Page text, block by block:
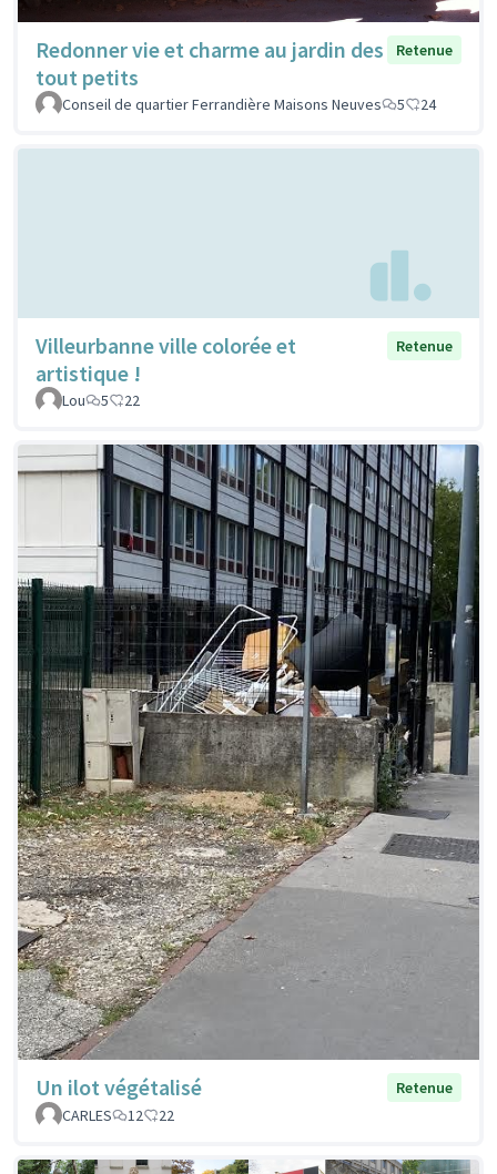
Redonner vie et charme au jardin des
tout petits
Retenue
Conseil de quartier Ferrandière Maisons Neuves 5 24
Villeurbanne ville colorée et
artistique !
Retenue
Lou 5 22
Un ilot végétalisé
Retenue
CARLES
12 22